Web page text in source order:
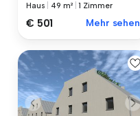
Haus 49 m² |1 Zimmer
€ 501 Mehr sehen